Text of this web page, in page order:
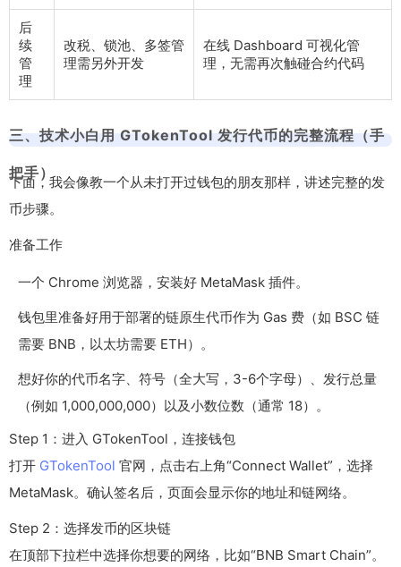
后
续
管
理
改税、锁池、多签管
理需另外开发
在线 Dashboard 可视化管
理，无需再次触碰合约代码
三、技术小白用 GTokenTool 发行代币的完整流程（手
把手）
下面，我会像教一个从未打开过钱包的朋友那样，讲述完整的发
币步骤。
准备工作
一个 Chrome 浏览器，安装好 MetaMask 插件。
钱包里准备好用于部署的链原生代币作为 Gas 费（如 BSC 链
需要 BNB，以太坊需要 ETH）。
想好你的代币名字、符号（全大写，3-6个字母）、发行总量
（例如 1,000,000,000）以及小数位数（通常 18）。
Step 1：进入 GTokenTool，连接钱包
打开 GTokenTool 官网，点击右上角“Connect Wallet”，选择
MetaMask。确认签名后，页面会显示你的地址和链网络。
Step 2：选择发币的区块链
在顶部下拉栏中选择你想要的网络，比如“BNB Smart Chain”。